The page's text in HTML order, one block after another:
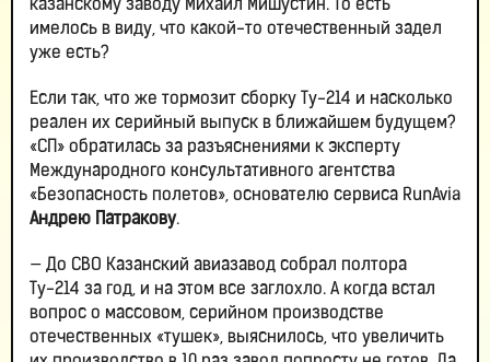
казанскому заводу Михаил Мишустин. То есть
имелось в виду, что какой-то отечественный задел
уже есть?
Если так, что же тормозит сборку Ту-214 и насколько
реален их серийный выпуск в ближайшем будущем?
«СП» обратилась за разъяснениями к эксперту
Международного консультативного агентства
«Безопасность полетов», основателю сервиса RunAvia
Андрею Патракову.
— До СВО Казанский авиазавод собрал полтора
Ту-214 за год, и на этом все заглохло. А когда встал
вопрос о массовом, серийном производстве
отечественных «тушек», выяснилось, что увеличить